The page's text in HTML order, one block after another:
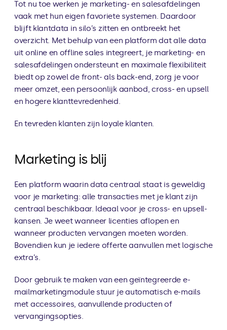
Tot nu toe werken je marketing- en salesafdelingen
vaak met hun eigen favoriete systemen. Daardoor
blijft klantdata in silo’s zitten en ontbreekt het
overzicht. Met behulp van een platform dat alle data
uit online en offline sales integreert, je marketing- en
salesafdelingen ondersteunt en maximale flexibiliteit
biedt op zowel de front- als back-end, zorg je voor
meer omzet, een persoonlijk aanbod, cross- en upsell
en hogere klanttevredenheid.
En tevreden klanten zijn loyale klanten.
Marketing is blij
Een platform waarin data centraal staat is geweldig
voor je marketing: alle transacties met je klant zijn
centraal beschikbaar. Ideaal voor je cross- en upsell-
kansen. Je weet wanneer licenties aflopen en
wanneer producten vervangen moeten worden.
Bovendien kun je iedere offerte aanvullen met logische
extra’s.
Door gebruik te maken van een geïntegreerde e-
mailmarketingmodule stuur je automatisch e-mails
met accessoires, aanvullende producten of
vervangingsopties.